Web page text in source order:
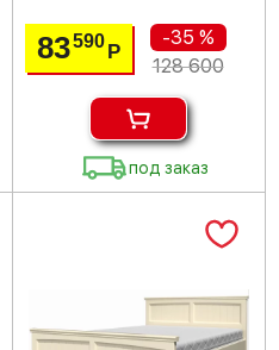
83590 Р
-35 %
128 600
под заказ